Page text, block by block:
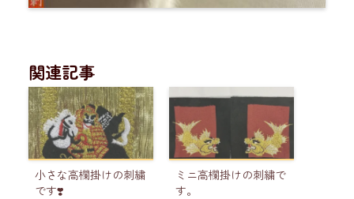
関連記事
小さな高欄掛けの刺繍
です❣️
ミニ高欄掛けの刺繍で
す。